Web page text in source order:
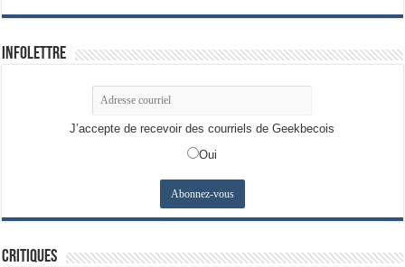
Infolettre
J’accepte de recevoir des courriels de Geekbecois
Oui
Critiques